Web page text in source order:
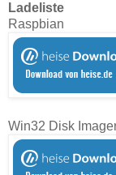
Ladeliste
Raspbian
Win32 Disk